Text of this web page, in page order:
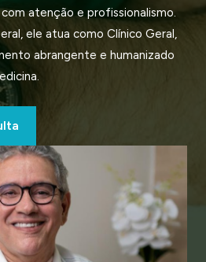
atenção e profissionalismo.
ele atua como Clínico Geral,
abrangente e humanizado